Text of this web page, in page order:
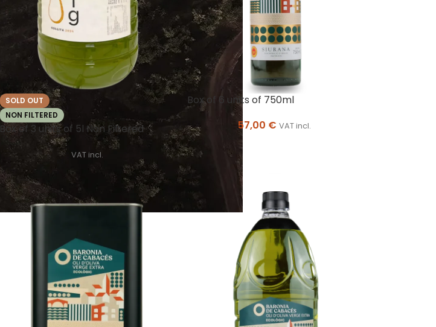
SOLD OUT
NON FILTERED
Box of 3 units of 5l Non Filtered
VAT incl.
Box of 6 units of 750ml
57,00 € VAT incl.